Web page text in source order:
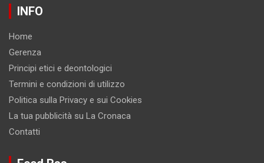
INFO
Home
Gerenza
Principi etici e deontologici
Termini e condizioni di utilizzo
Politica sulla Privacy e sui Cookies
La tua pubblicità su La Cronaca
Contatti